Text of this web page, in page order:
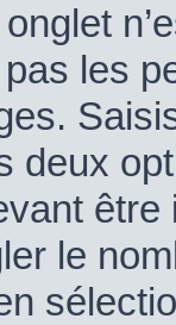
les
deux
le